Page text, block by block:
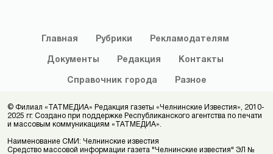
Главная Рубрики Рекламодателям
Документы Редакция Контакты
Справочник города Разное
© Филиал «ТАТМЕДИА» Редакция газеты «Челнинские Известия», 2010-
2025 гг. Создано при поддержке Республиканского агентства по печати
и массовым коммуникациям «ТАТМЕДИА».
Наименование СМИ: Челнинские известия
Средство массовой информации газета "Челнинские известия" ЭЛ №